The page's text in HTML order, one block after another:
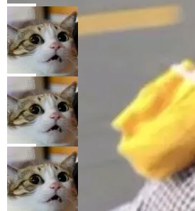
“启蒙老师”。 而今年，恰好是雷霄骅离世
年。FFmpeg 社区最终选择用一个大版本
字，留下了这份纪念。 雷霄骅曾是中国传
数字电视技术方向的博士生，长期从事视
频技...
编写程序，目标是完成电商平台作者信息
列表的数据匹配 —— 一项常规的数据处理
务，最终却产生了 180 万美元的账单，实
超出原定预算 860%。 更令人意外的是
最终并未成功落地，而高额算力消耗持续
达 5 个月，公司直到财务对账时才察觉
意味着一个无人看管的 AI 程序，在近半
里日夜不停地"烧钱"。 复盘显示，...
e CEO Clément Delangue 在 CNBC 的
没有拐弯抹角。他说中国正在赢得 AI 竞
且按目前的速度，中国 AI 工具预计在今
2027 年就能追上美国前沿实验室的水平
ngue 把原因归结为一件事：开放协作。
AI 开发者在一个共享和协作的生态里加
而美国模型厂商在"闭门造车"。他的原话
ding in silos"——各自为战，互不通气。
断从他嘴里说出来分量不同。Hugging
全球最大的开源 AI 平台，上面跑着上百
型。谁在开源赛道上领先，...
局
当 AI agent 把源码变成了最好的扩展
统，开发者工具必须开源
五年前，David Crawshaw 问过很多软
一个问题：你写过什么给自己用的程序
乎都是没有。工程师们整天用别人写的程
序给别人用。偶尔有人自己写个博客系统
家居控制、家庭实验室，都算稀奇事。
aw 是 Shelley 的作者，一个开源 AI
nt。他最近在博客上写了一篇文章，核心
简单：开发者工具必须开源。 理由不是
由软件情怀，而是一个跟 AI agent 直接
局
DeepSeek Harness 宣布内测邀请，
网最大规模开源 Agent 路演现场诞生
一条内测招募帖，发出去的时候大概没人
会变成一场开源 Agent 生态的路演。 8
DeepSeek Harness 团队负责人崔添翼
i）在 X 上发帖： 「如果你是 Agent
关开源项目的开发者，希望参加
局
商汤 SenseNova U1.5-Lite-Preview
开源
商汤科技宣布面向社区开源轻量级统一多